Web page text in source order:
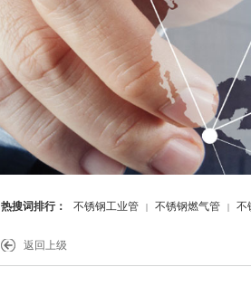
热搜词排行： 不锈钢工业管 | 不锈钢燃气管 | 不
返回上级